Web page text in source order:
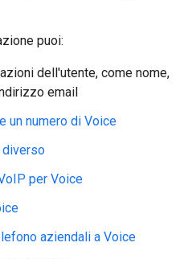
puoi:
dell'utente, come nome,
email
un numero di Voice
diverso
per Voice
aziendali a Voice